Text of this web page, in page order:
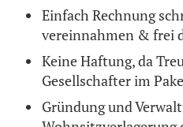
Einfach Rechnung
vereinnahmen & frei
Keine Haftung, da
Gesellschafter im
Gründung und